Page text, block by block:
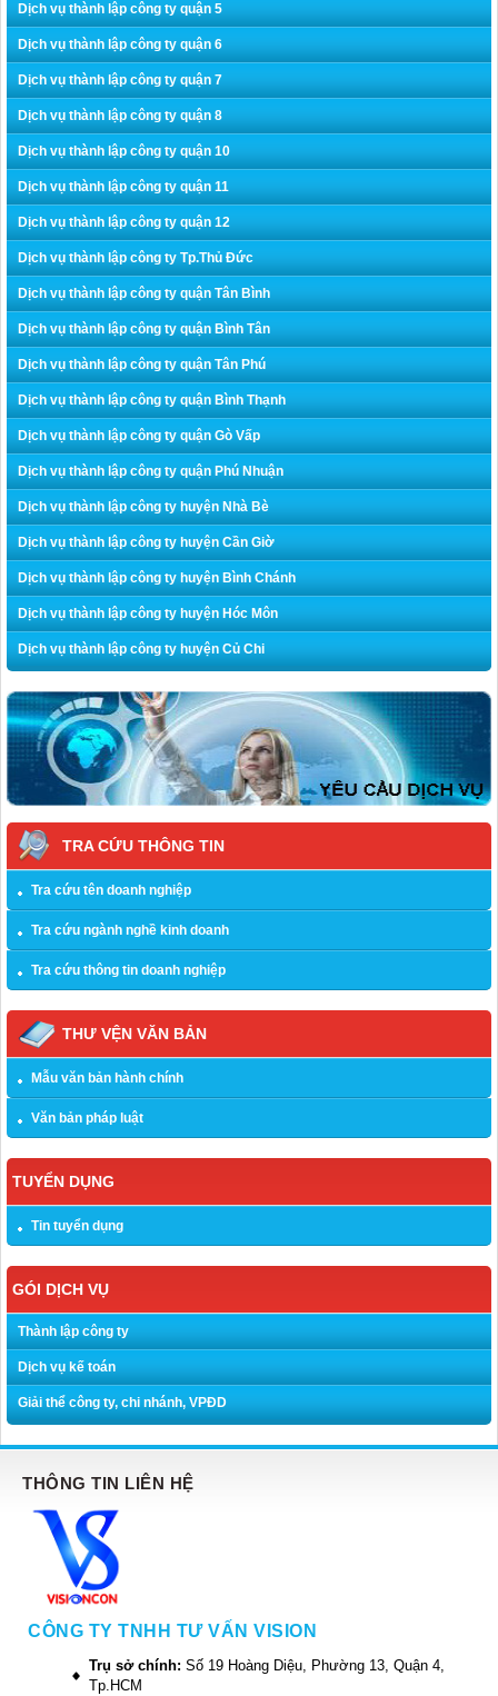
Dịch vụ thành lập công ty quận 5
Dịch vụ thành lập công ty quận 6
Dịch vụ thành lập công ty quận 7
Dịch vụ thành lập công ty quận 8
Dịch vụ thành lập công ty quận 10
Dịch vụ thành lập công ty quận 11
Dịch vụ thành lập công ty quận 12
Dịch vụ thành lập công ty Tp.Thủ Đức
Dịch vụ thành lập công ty quận Tân Bình
Dịch vụ thành lập công ty quận Bình Tân
Dịch vụ thành lập công ty quận Tân Phú
Dịch vụ thành lập công ty quận Bình Thạnh
Dịch vụ thành lập công ty quận Gò Vấp
Dịch vụ thành lập công ty quận Phú Nhuận
Dịch vụ thành lập công ty huyện Nhà Bè
Dịch vụ thành lập công ty huyện Cần Giờ
Dịch vụ thành lập công ty huyện Bình Chánh
Dịch vụ thành lập công ty huyện Hóc Môn
Dịch vụ thành lập công ty huyện Củ Chi
TRA CỨU THÔNG TIN
Tra cứu tên doanh nghiệp
Tra cứu ngành nghề kinh doanh
Tra cứu thông tin doanh nghiệp
THƯ VỆN VĂN BẢN
Mẫu văn bản hành chính
Văn bản pháp luật
TUYỂN DỤNG
Tin tuyển dụng
GÓI DỊCH VỤ
Thành lập công ty
Dịch vụ kế toán
Giải thể công ty, chi nhánh, VPĐD
THÔNG TIN LIÊN HỆ
CÔNG TY TNHH TƯ VẤN VISION
Trụ sở chính: Số 19 Hoàng Diệu, Phường 13, Quận 4,
Tp.HCM